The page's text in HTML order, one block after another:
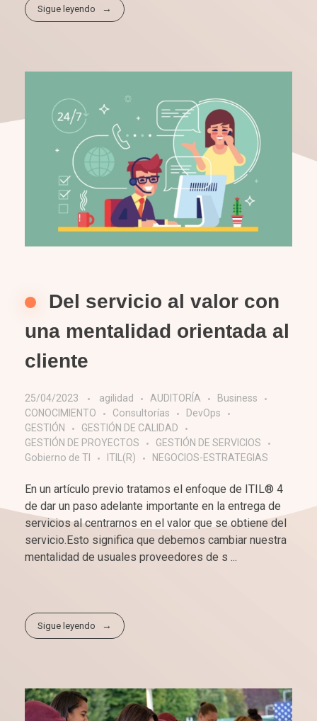
Sigue leyendo
Del servicio al valor con
una mentalidad orientada al
cliente
25/04/2023 agilidad AUDITORÍA
Business
CONOCIMIENTO
Consultorías
DevOps
GESTIÓN
GESTIÓN DE CALIDAD
GESTIÓN DE PROYECTOS
GESTIÓN DE SERVICIOS
Gobierno de TI
ITIL(R) NEGOCIOS-ESTRATEGIAS
En un artículo previo tratamos el enfoque de ITIL® 4
de dar un paso adelante importante en la entrega de
servicios al centrarnos en el valor que se obtiene del
servicio.Esto significa que debemos cambiar nuestra
mentalidad de usuales proveedores de s ...
Sigue leyendo